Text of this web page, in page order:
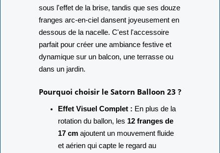
sous l'effet de la brise, tandis que ses douze
franges arc-en-ciel dansent joyeusement en
dessous de la nacelle. C'est l'accessoire
parfait pour créer une ambiance festive et
dynamique sur un balcon, une terrasse ou
dans un jardin.
Pourquoi choisir le Satorn Balloon 23 ?
Effet Visuel Complet : En plus de la
rotation du ballon, les 12 franges de
17 cmajoutent un mouvement fluide
et aérien qui capte le regard au